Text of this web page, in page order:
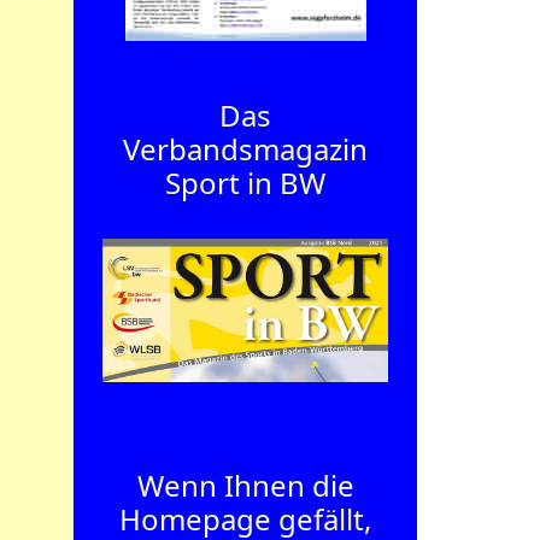
Das
Verbandsmagazin
Sport in BW
Wenn Ihnen die
Homepage gefällt,